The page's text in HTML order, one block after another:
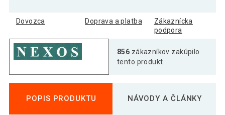
Dovozca Doprava a platba
Zákaznícka
podpora
856 zákazníkov zakúpilo
tento produkt
POPIS PRODUKTU NÁVODY A ČLÁNKY